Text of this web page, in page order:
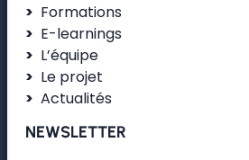
Formations
E-learnings
L’équipe
Le projet
Actualités
NEWSLETTER